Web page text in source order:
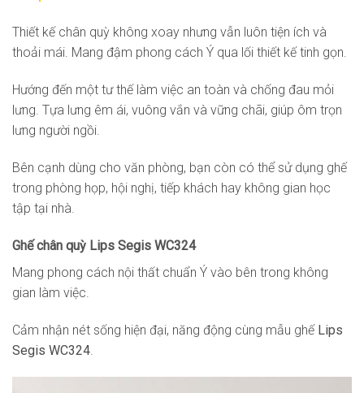
Thiết kế chân quỳ không xoay nhưng vẫn luôn tiện ích và
thoải mái. Mang đậm phong cách Ý qua lối thiết kế tinh gọn.
Hướng đến một tư thế làm việc an toàn và chống đau mỏi
lưng. Tựa lưng êm ái, vuông vắn và vững chãi, giúp ôm trọn
lưng người ngồi.
Bên cạnh dùng cho văn phòng, bạn còn có thể sử dụng ghế
trong phòng họp, hội nghị, tiếp khách hay không gian học
tập tại nhà.
Ghế chân quỳ Lips Segis WC324
Mang phong cách nội thất chuẩn Ý vào bên trong không
gian làm việc.
Cảm nhận nét sống hiện đại, năng động cùng mẫu ghế Lips
Segis WC324